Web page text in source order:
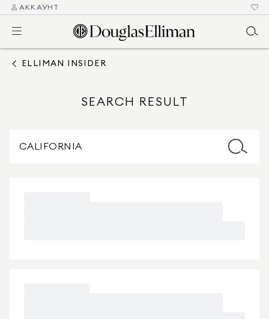
АККАУНТ
ELLIMAN INSIDER
SEARCH RESULT